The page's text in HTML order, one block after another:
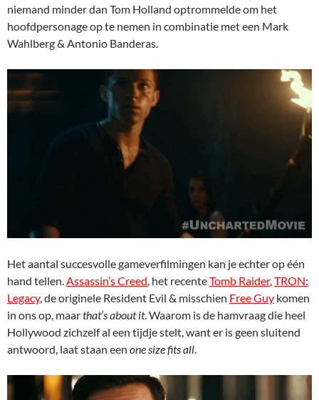
niemand minder dan Tom Holland optrommelde om het
hoofdpersonage op te nemen in combinatie met een Mark
Wahlberg & Antonio Banderas.
Het aantal succesvolle gameverfilmingen kan je echter op één
hand tellen.Assassin’s Creed, het recenteTomb Raider,TRON:
Legacy, de originele Resident Evil & misschien Free Guy komen
in ons op, maarthat’s about it. Waarom is de hamvraag die heel
Hollywood zichzelf al een tijdje stelt, want er is geen sluitend
antwoord, laat staan een one size fits all.